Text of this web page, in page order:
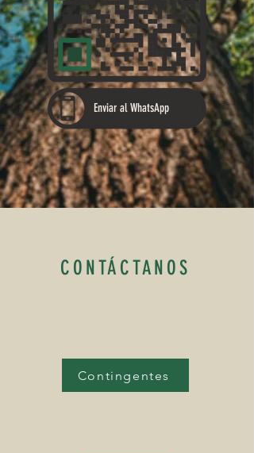
Enviar al WhatsApp
CONTÁCTANOS
Contingentes